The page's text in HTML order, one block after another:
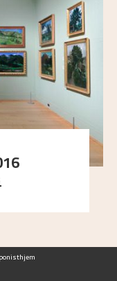
Astrups
til i dag.